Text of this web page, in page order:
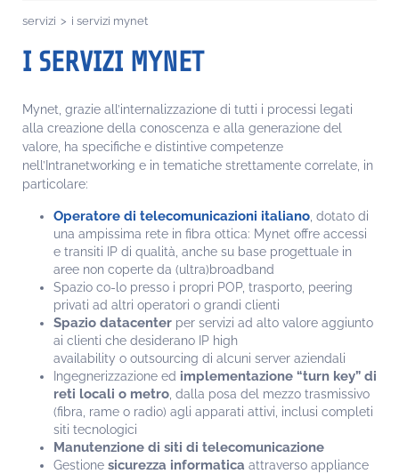
servizi > i servizi mynet
I SERVIZI MYNET
Mynet, grazie all’internalizzazione di tutti i processi legati
alla creazione della conoscenza e alla generazione del
valore, ha specifiche e distintive competenze
nell’Intranetworking e in tematiche strettamente correlate, in
particolare:
Operatore di telecomunicazioni italiano , dotato di
una ampissima rete in fibra ottica: Mynet offre accessi
e transiti IP di qualità, anche su base progettuale in
aree non coperte da (ultra)broadband
Spazio co-lo presso i propri POP, trasporto, peering
privati ad altri operatori o grandi clienti
Spazio datacenter per servizi ad alto valore aggiunto
ai clienti che desiderano IP high
availability o outsourcing di alcuni server aziendali
Ingegnerizzazione ed implementazione “turn key” di
reti locali o metro , dalla posa del mezzo trasmissivo
(fibra, rame o radio) agli apparati attivi, inclusi completi
siti tecnologici
Manutenzione di siti di telecomunicazione
Gestione sicurezza informatica attraverso appliance